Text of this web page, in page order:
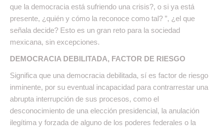
que la democracia está sufriendo una crisis?, o si ya está
presente, ¿quién y cómo la reconoce como tal? ”, ¿el que
señala decide? Esto es un gran reto para la sociedad
mexicana, sin excepciones.
DEMOCRACIA DEBILITADA, FACTOR DE RIESGO
Significa que una democracia debilitada, sí es factor de riesgo
inminente, por su eventual incapacidad para contrarrestar una
abrupta interrupción de sus procesos, como el
desconocimiento de una elección presidencial, la anulación
ilegítima y forzada de alguno de los poderes federales o la